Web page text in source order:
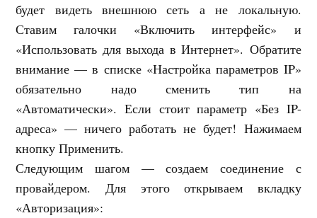
будет видеть внешнюю сеть а не локальную.
Ставим галочки «Включить интерфейс» и
«Использовать для выхода в Интернет». Обратите
внимание — в списке «Настройка параметров IP»
обязательно надо сменить тип на
«Автоматически». Если стоит параметр «Без IP-
адреса» — ничего работать не будет! Нажимаем
кнопку Применить.
Следующим шагом — создаем соединение с
провайдером. Для этого открываем вкладку
«Авторизация»: